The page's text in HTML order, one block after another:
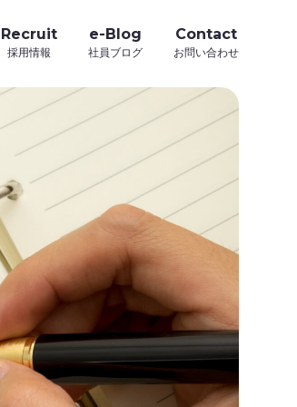
Recruit e-Blog Contact